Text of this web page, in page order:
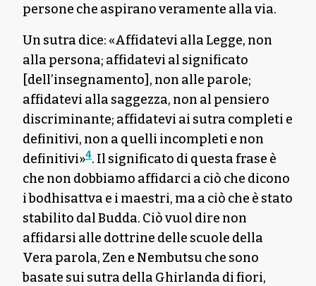
persone che aspirano veramente alla via.
Un sutra dice: «Affidatevi alla Legge, non
alla persona; affidatevi al significato
[dell’insegnamento], non alle parole;
affidatevi alla saggezza, non al pensiero
discriminante; affidatevi ai sutra completi e
definitivi, non a quelli incompleti e non
definitivi»4. Il significato di questa frase è
che non dobbiamo affidarci a ciò che dicono
i bodhisattva e i maestri, ma a ciò che è stato
stabilito dal Budda. Ciò vuol dire non
affidarsi alle dottrine delle scuole della
Vera parola, Zen e Nembutsu che sono
basate sui sutra della Ghirlanda di fiori,